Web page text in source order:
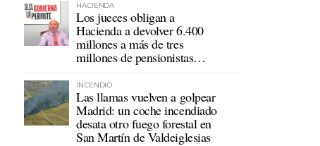
HACIENDA
Los jueces obligan a
Hacienda a devolver 6.400
millones a más de tres
millones de pensionistas
INCENDIO
Las llamas vuelven a golpear
Madrid: un coche incendiado
desata otro fuego forestal en
San Martín de Valdeiglesias